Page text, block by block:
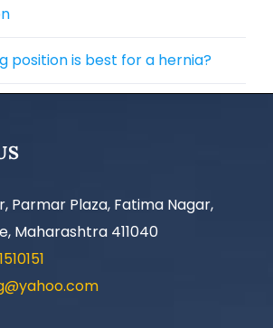
position is best for a hernia?
Parmar Plaza, Fatima Nagar,
Maharashtra 411040